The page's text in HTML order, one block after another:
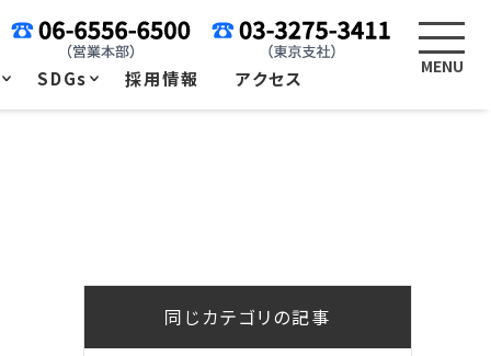
SDGs 採用情報 アクセス
同じカテゴリの記事